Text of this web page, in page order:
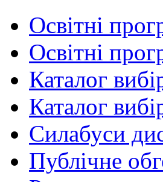
Освітні
Освітні
Каталог
Каталог
Силабуси
Публічне